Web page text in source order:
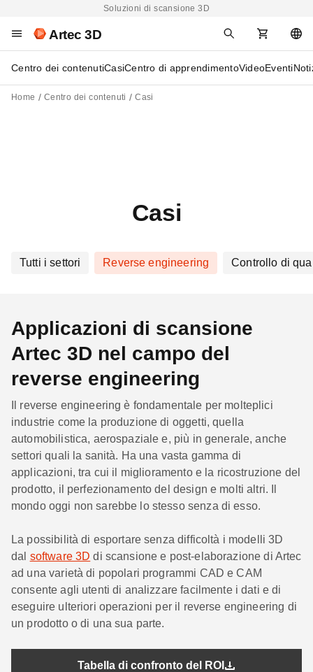
Soluzioni di scansione 3D
Artec 3D
Centro dei contenutiCasiCentro di apprendimentoVideoEventi
Home Centro dei contenuti Casi
Casi
Tutti i settori Reverse engineering Controllo di
Applicazioni di scansione
Artec 3D nel campo del
reverse engineering
Il reverse engineering è fondamentale per molteplici
industrie come la produzione di oggetti, quella
automobilistica, aerospaziale e, più in generale, anche
settori quali la sanità. Ha una vasta gamma di
applicazioni, tra cui il miglioramento e la ricostruzione del
prodotto, il perfezionamento del design e molti altri. Il
mondo oggi non sarebbe lo stesso senza di esso.
La possibilità di esportare senza difficoltà i modelli 3D
dal software 3D di scansione e post-elaborazione di Artec
ad una varietà di popolari programmi CAD e CAM
consente agli utenti di analizzare facilmente i dati e di
eseguire ulteriori operazioni per il reverse engineering di
un prodotto o di una sua parte.
Tabella di confronto del ROI